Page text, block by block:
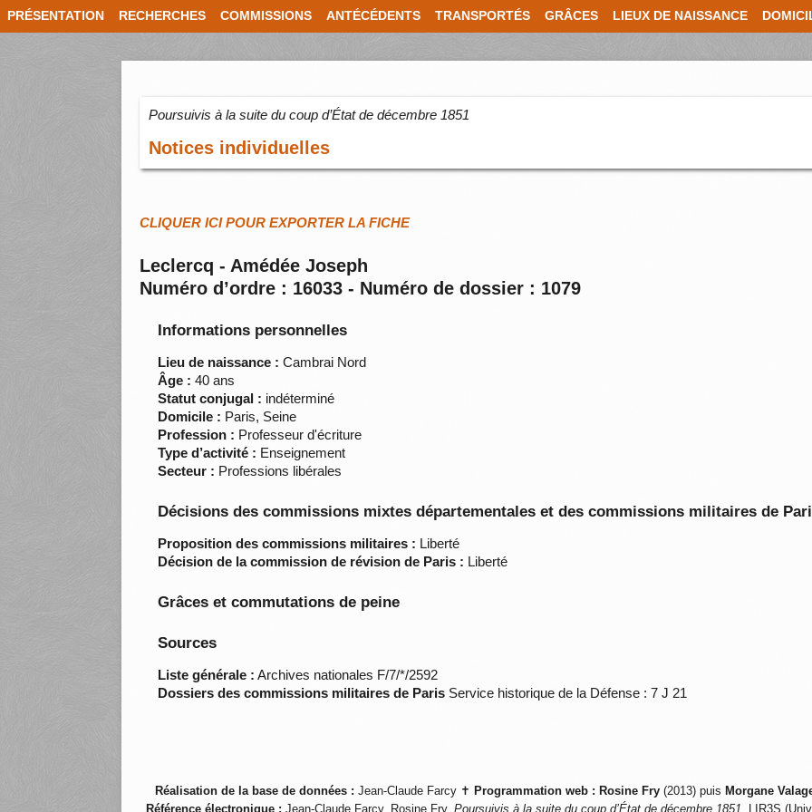
PRÉSENTATION RECHERCHES COMMISSIONS ANTÉCÉDENTS TRANSPORTÉS GRÂCES LIEUX DE NAISSANCE
Poursuivis à la suite du coup d’État de décembre 1851
Notices individuelles
CLIQUER ICI POUR EXPORTER LA FICHE
Leclercq - Amédée Joseph
Numéro d’ordre : 16033 - Numéro de dossier : 1079
Informations personnelles
Lieu de naissance : Cambrai Nord
Âge : 40 ans
Statut conjugal : indéterminé
Domicile : Paris, Seine
Profession : Professeur d'écriture
Type d’activité : Enseignement
Secteur : Professions libérales
Décisions des commissions mixtes départementales et des commissions militaires de
Proposition des commissions militaires : Liberté
Décision de la commission de révision de Paris : Liberté
Grâces et commutations de peine
Sources
Liste générale : Archives nationales F/7/*/2592
Dossiers des commissions militaires de Paris Service historique de la Défense : 7 J 21
Réalisation de la base de données : Jean-Claude Farcy ✝ Programmation web : Rosine Fry (2013) puis Morgane
Référence électronique : Jean-Claude Farcy, Rosine Fry, Poursuivis à la suite du coup d’État de décembre 1851 , LIR3S